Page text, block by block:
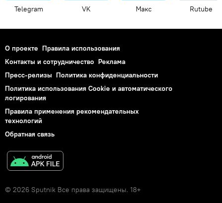
Telegram VK Макс Rutube
О проекте Правила использования
Контакты и сотрудничество Реклама
Пресс-релизы Политика конфиденциальности
Политика использования Cookie и автоматического
логирования
Правила применения рекомендательных
технологий
Обратная связь
© 2026 Sputnik Все права защищены. 18+